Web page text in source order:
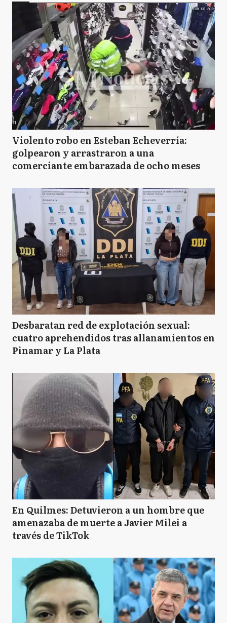
Violento robo en Esteban Echeverría:
golpearon y arrastraron a una
comerciante embarazada de ocho meses
Desbaratan red de explotación sexual:
cuatro aprehendidos tras allanamientos en
Pinamar y La Plata
En Quilmes: Detuvieron a un hombre que
amenazaba de muerte a Javier Milei a
través de TikTok